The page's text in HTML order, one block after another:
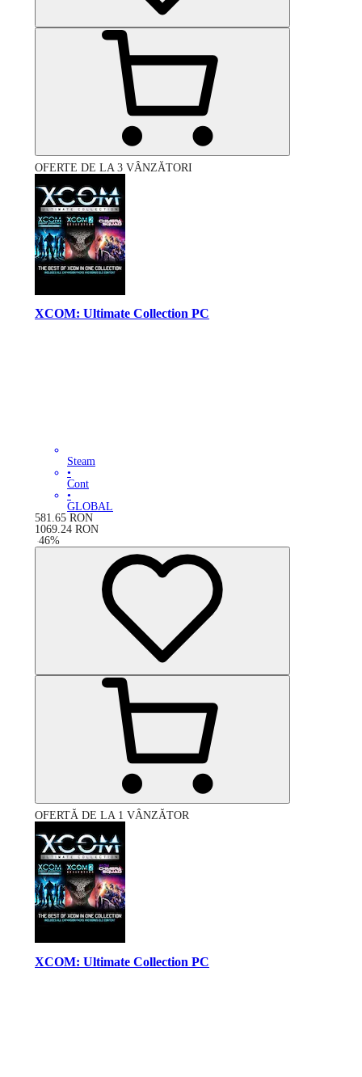
OFERTE DE LA 3 VÂNZĂTORI
XCOM: Ultimate Collection PC
Steam
•
Cont
•
GLOBAL
581.65 RON
1069.24 RON
-46%
OFERTĂ DE LA 1 VÂNZĂTOR
XCOM: Ultimate Collection PC